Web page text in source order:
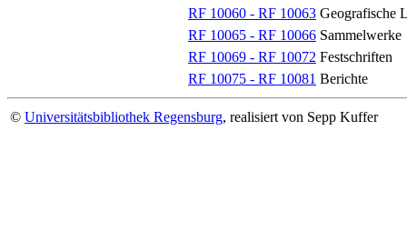
RF 10060 - RF 10063 Geografische
RF 10065 - RF 10066 Sammelwerke
RF 10069 - RF 10072 Festschriften
RF 10075 - RF 10081 Berichte
© Universitätsbibliothek Regensburg, realisiert von Sepp Kuffer